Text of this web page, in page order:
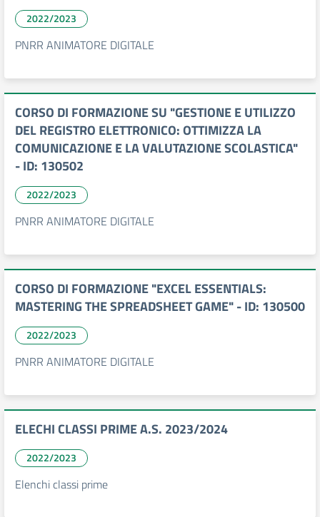
2022/2023
PNRR ANIMATORE DIGITALE
CORSO DI FORMAZIONE SU "GESTIONE E UTILIZZO
DEL REGISTRO ELETTRONICO: OTTIMIZZA LA
COMUNICAZIONE E LA VALUTAZIONE SCOLASTICA"
- ID: 130502
2022/2023
PNRR ANIMATORE DIGITALE
CORSO DI FORMAZIONE "EXCEL ESSENTIALS:
MASTERING THE SPREADSHEET GAME" - ID: 130500
2022/2023
PNRR ANIMATORE DIGITALE
ELECHI CLASSI PRIME A.S. 2023/2024
2022/2023
Elenchi classi prime